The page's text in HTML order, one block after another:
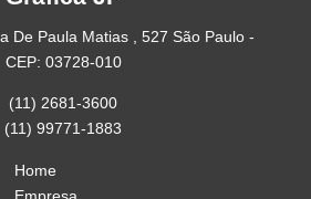
CEP: 03728-010
(11) 99771-1883
Empresa